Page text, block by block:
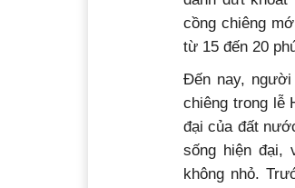
cồng chiêng
từ 15 đến 20
Đến nay,
chiêng trong lễ
đại của đất
sống hiện đại,
không nhỏ.